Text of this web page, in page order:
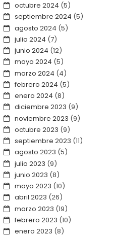
octubre 2024 (5)
septiembre 2024 (5)
agosto 2024 (5)
julio 2024 (7)
junio 2024 (12)
mayo 2024 (5)
marzo 2024 (4)
febrero 2024 (5)
enero 2024 (8)
diciembre 2023 (9)
noviembre 2023 (9)
octubre 2023 (9)
septiembre 2023 (11)
agosto 2023 (5)
julio 2023 (9)
junio 2023 (8)
mayo 2023 (10)
abril 2023 (26)
marzo 2023 (19)
febrero 2023 (10)
enero 2023 (8)